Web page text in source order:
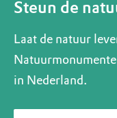
Steun de
Laat de natuur
in Nederland.